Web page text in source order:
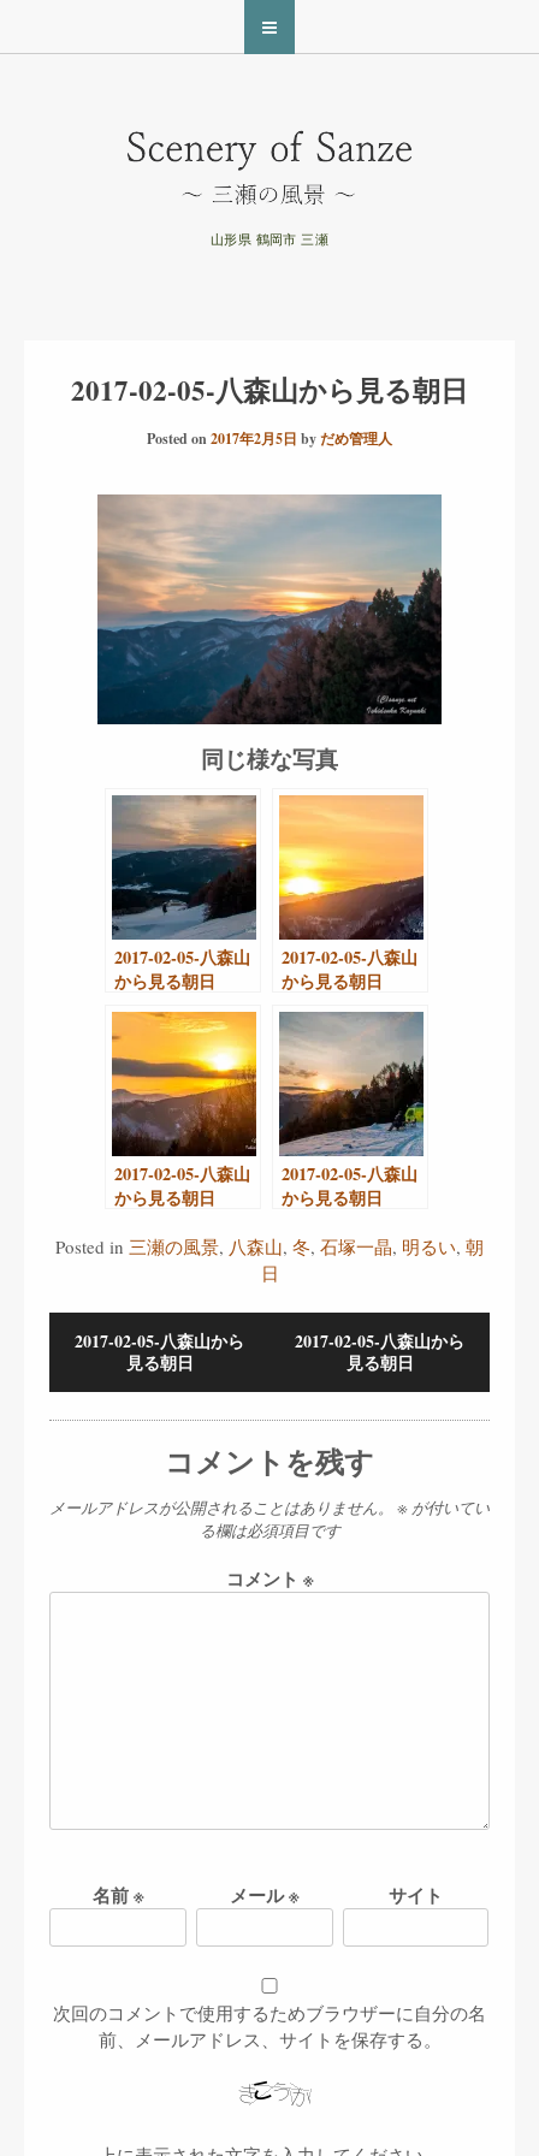
山形県 鶴岡市 三瀬
2017-02-05-八森山から見る朝日
Posted on2017年2月5日 byだめ管理人
同じ様な写真
2017-02-05-八森山
から見る朝日
2017-02-05-八森山
から見る朝日
2017-02-05-八森山
から見る朝日
2017-02-05-八森山
から見る朝日
Posted in 三瀬の風景, 八森山, 冬, 石塚一晶, 明るい, 朝
日
2017-02-05-八森山から
見る朝日
2017-02-05-八森山から
見る朝日
コメントを残す
メールアドレスが公開されることはありません。 ※ が付いてい
る欄は必須項目です
コメント ※
名前※ メール※ サイト
次回のコメントで使用するためブラウザーに自分の名
前、メールアドレス、サイトを保存する。